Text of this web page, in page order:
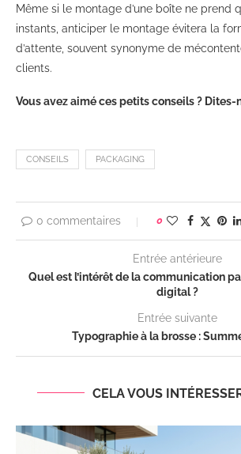
Même si le montage d’une boîte ne prend
instants, anticiper le montage évitera la
d’attente, souvent synonyme de
clients.
Vous avez aimé ces petits conseils ? Dites-
CONSEILS PACKAGING
0 commentaires 0
Entrée antérieure
Quel est l’intérêt de la communication
digital ?
Entrée suivante
Typographie à la brosse :
CELA VOUS